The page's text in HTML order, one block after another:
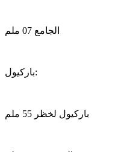
الجامع 07 ملم
باركيول:
باركيول لخظر 55 ملم